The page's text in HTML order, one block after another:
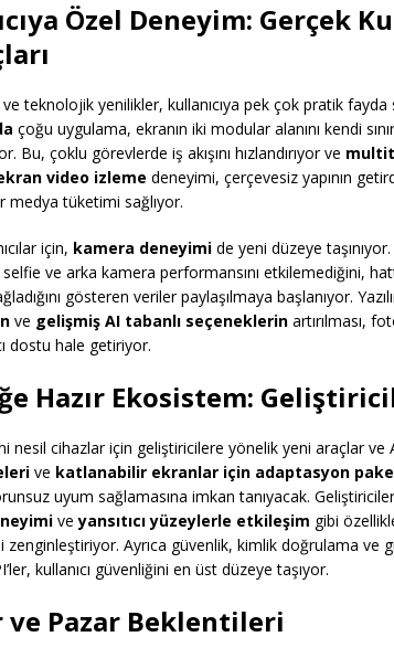
Özel Deneyim: Gerçek
ve teknolojik yenilikler, kullanıcıya pek çok pratik
çoğu uygulama, ekranın iki modular alanını kendi
Bu, çoklu görevlerde iş akışını hızlandırıyor ve
video izleme deneyimi, çerçevesiz yapının
medya tüketimi sağlıyor.
için, kamera deneyimi de yeni düzeye
ve arka kamera performansını etkilemediğini,
gösteren veriler paylaşılmaya başlanıyor.
ve gelişmiş AI tabanlı seçeneklerin artırılması,
dostu hale getiriyor.
Hazır Ekosistem:
nesil cihazlar için geliştiricilere yönelik yeni araçlar ve
ve katlanabilir ekranlar için adaptasyon
uyum sağlamasına imkan tanıyacak.
veyansıtıcı yüzeylerle etkileşim gibi
zenginleştiriyor. Ayrıca güvenlik, kimlik doğrulama ve
kullanıcı güvenliğini en üst düzeye taşıyor.
ve Pazar Beklentileri